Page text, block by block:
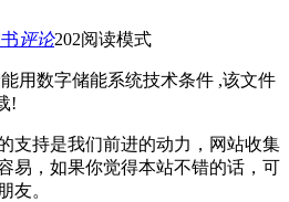
评论202阅读模式
能用数字储能系统技术条件 ,该文件
!
支持是我们前进的动力，网站收集
易，如果你觉得本站不错的话，可
友。